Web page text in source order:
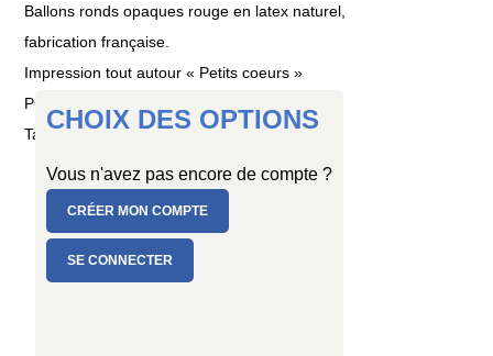
Ballons ronds opaques rouge en latex naturel,
fabrication française.
Impression tout autour « Petits coeurs »
PC de 8 ballons
Taille : Ø 30/34 cm
CHOIX DES OPTIONS
Vous n'avez pas encore de compte ?
CRÉER MON COMPTE
SE CONNECTER